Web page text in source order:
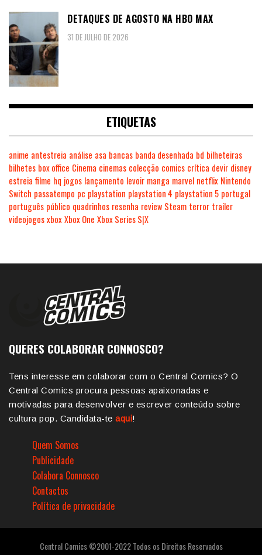
DETAQUES DE AGOSTO NA HBO MAX
31 DE JULHO DE 2026
ETIQUETAS
anime antestreia análise asa bancas banda desenhada bd bilheteiras
bilhetes box office Cinema cinemas colecção comics crítica devir disney
estreia filme hq jogos lançamento levoir manga marvel netflix Nintendo
Switch passatempo pc playstation playstation 4 playstation 5 portugal
português público quadrinhos resenha review Steam terror trailer
videojogosxboxXbox One Xbox Series S|X
QUERES COLABORAR CONNOSCO?
Tens interesse em colaborar com o Central Comics? O
Central Comics procura pessoas apaixonadas e
motivadas para desenvolver e escrever conteúdo sobre
cultura pop. Candidata-te aqui!
Quem Somos
Publicidade
Colabora Connosco
Contactos
Política de privacidade
Central Comics ©2001-2022 Todos os Direitos Reservados